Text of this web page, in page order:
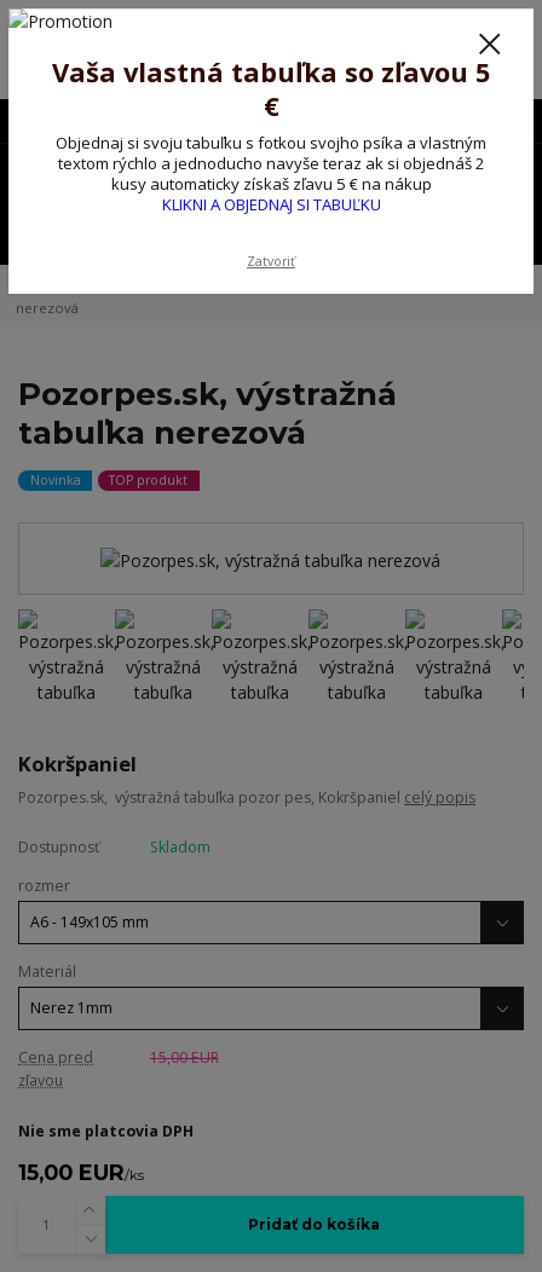
Poprosíme ctených zákazníkov o trpezlivosť, v tomto období máme
Preto sme Vám pripravili malý darček ako ospravedlnenie.
!!! ZĽAVA 5€ na PRVÚ objednávku nad 30€ s kódom pozorpes5 !!!
0,00 EUR
nerezová
Pozorpes.sk, výstražná
tabuľka nerezová
Novinka TOP produkt
Kokršpaniel
Pozorpes.sk, výstražná tabuľka pozor pes, Kokršpaniel celý popis
Dostupnosť
Skladom
rozmer
Materiál
Cena pred
zľavou
15,00 EUR
Nie sme platcovia DPH
15,00 EUR/ks
Pridať do košíka
Vaša vlastná tabuľka so zľavou 5
€
Objednaj si svoju tabuľku s fotkou svojho psíka a vlastným
textom rýchlo a jednoducho navyše teraz ak si objednáš 2
kusy automaticky získaš zľavu 5 € na nákup
KLIKNI A OBJEDNAJ SI TABUĽKU
Zatvoriť